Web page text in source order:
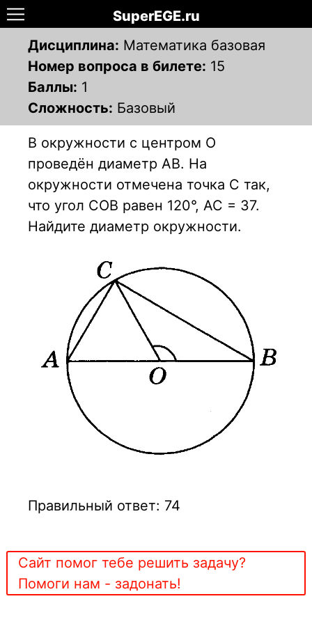
SuperEGE.ru
Дисциплина: Математика базовая
Номер вопроса в билете: 15
Баллы: 1
Сложность: Базовый
В окружности с центром О
проведён диаметр АВ. На
окружности отмечена точка С так,
что угол СОВ равен 120°, АС = 37.
Найдите диаметр окружности.
Правильный ответ: 74
Сайт помог тебе решить задачу?
Помоги нам - задонать!